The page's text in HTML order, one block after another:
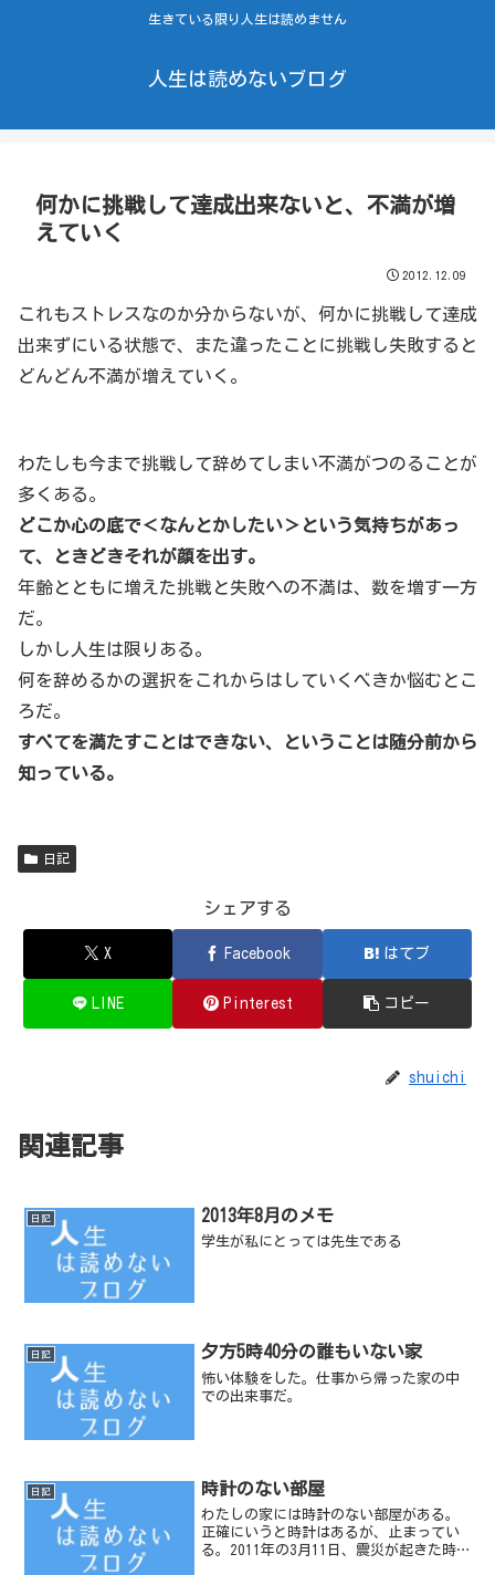
生きている限り人生は読めません
人生は読めないブログ
何かに挑戦して達成出来ないと、不満が増
えていく
2012.12.09
これもストレスなのか分からないが、何かに挑戦して達成
出来ずにいる状態で、また違ったことに挑戦し失敗すると
どんどん不満が増えていく。
わたしも今まで挑戦して辞めてしまい不満がつのることが
多くある。
どこか心の底で＜なんとかしたい＞という気持ちがあっ
て、ときどきそれが顔を出す。
年齢とともに増えた挑戦と失敗への不満は、数を増す一方
だ。
しかし人生は限りある。
何を辞めるかの選択をこれからはしていくべきか悩むとこ
ろだ。
すべてを満たすことはできない、ということは随分前から
知っている。
日記
シェアする
X Facebook はてブ
LINE Pinterest コピー
shuichi
関連記事
日記 2013年8月のメモ
学生が私にとっては先生である
日記 夕方5時40分の誰もいない家
怖い体験をした。仕事から帰った家の中
での出来事だ。
日記 時計のない部屋
わたしの家には時計のない部屋がある。
正確にいうと時計はあるが、止まってい
る。2011年の3月11日、震災が起きた時